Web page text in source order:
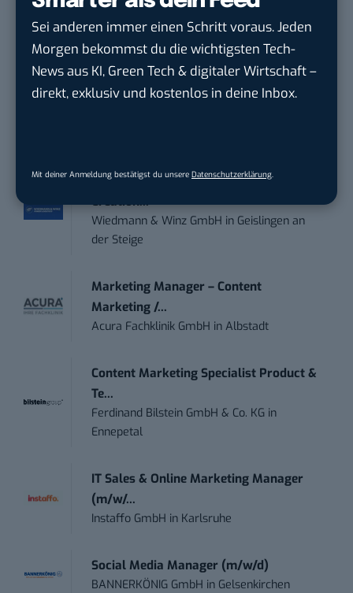
Sei anderen immer einen Schritt voraus. Jeden
Morgen bekommst du die wichtigsten Tech-
News aus KI, Green Tech & digitaler Wirtschaft –
direkt, exklusiv und kostenlos in deine Inbox.
Mit deiner Anmeldung bestätigst du unsere Datenschutzerklärung.
Social Media Content Creator (m/w/d)
moveUP Media GmbHinDüsseldorf
Anforderungs- und Projektmanager
Social Media Manager – Content
Creation...
Wiedmann & Winz GmbH in Geislingen an
der Steige
Marketing Manager – Content
Marketing /...
Acura Fachklinik GmbH inAlbstadt
Content Marketing Specialist Product &
Te...
Ferdinand Bilstein GmbH & Co. KG in
Ennepetal
IT Sales & Online Marketing Manager
(m/w/...
Instaffo GmbH in Karlsruhe
Social Media Manager (m/w/d)
BANNERKÖNIG GmbH in Gelsenkirchen